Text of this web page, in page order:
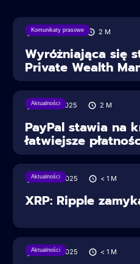
Komunikaty prasowe
18/08/2025 2 M
Wyróżniająca się
Private Wealth
Aktualności
30/07/2025 2 M
PayPal stawia na
łatwiejsze
Aktualności
28/06/2025 < 1 M
XRP: Ripple
Aktualności
28/06/2025 < 1 M